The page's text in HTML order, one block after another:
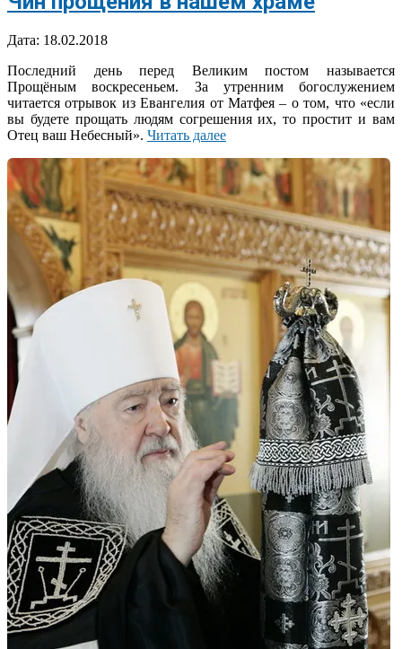
2018-
18
Дата: 18.02.2018
Последний день перед Великим постом называется
Прощёным воскресеньем. За утренним богослужением
читается отрывок из Евангелия от Матфея – о том, что «если
вы будете прощать людям согрешения их, то простит и вам
Отец ваш Небесный». Читать далее